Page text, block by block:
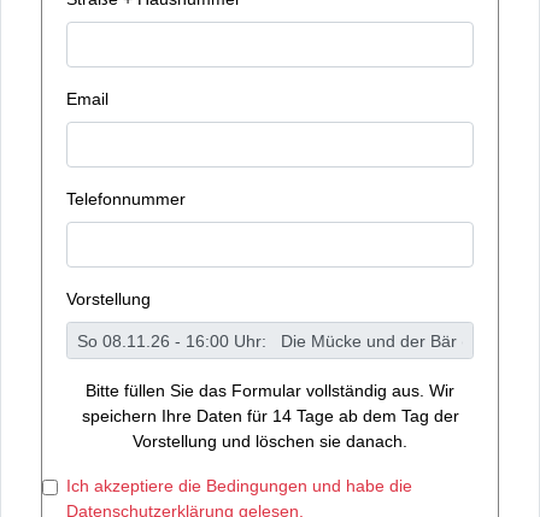
Email
Telefonnummer
Vorstellung
Bitte füllen Sie das Formular vollständig aus. Wir
speichern Ihre Daten für 14 Tage ab dem Tag der
Vorstellung und löschen sie danach.
Ich akzeptiere die Bedingungen und habe die
Datenschutzerklärung gelesen.